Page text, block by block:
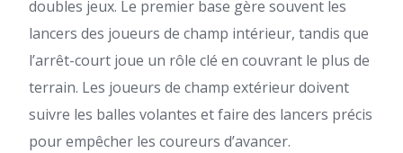
doubles jeux. Le premier base gère souvent les
lancers des joueurs de champ intérieur, tandis que
l’arrêt-court joue un rôle clé en couvrant le plus de
terrain. Les joueurs de champ extérieur doivent
suivre les balles volantes et faire des lancers précis
pour empêcher les coureurs d’avancer.